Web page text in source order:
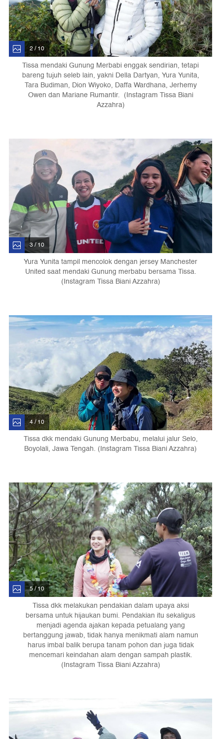
2 / 10
Tissa mendaki Gunung Merbabi enggak sendirian, tetapi
bareng tujuh seleb lain, yakni Della Dartyan, Yura Yunita,
Tara Budiman, Dion Wiyoko, Daffa Wardhana, Jerhemy
Owen dan Mariane Rumantir. (Instagram Tissa Biani
Azzahra)
3 / 10
Yura Yunita tampil mencolok dengan jersey Manchester
United saat mendaki Gunung merbabu bersama Tissa.
(Instagram Tissa Biani Azzahra)
4 / 10
Tissa dkk mendaki Gunung Merbabu, melalui jalur Selo,
Boyolali, Jawa Tengah. (Instagram Tissa Biani Azzahra)
5 / 10
Tissa dkk melakukan pendakian dalam upaya aksi
bersama untuk hijaukan bumi. Pendakian itu sekaligus
menjadi agenda ajakan kepada petualang yang
bertanggung jawab, tidak hanya menikmati alam namun
harus imbal balik berupa tanam pohon dan juga tidak
mencemari keindahan alam dengan sampah plastik.
(Instagram Tissa Biani Azzahra)